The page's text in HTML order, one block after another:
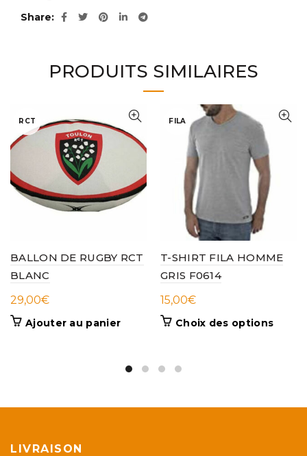
Share
PRODUITS SIMILAIRES
RCT
BALLON DE RUGBY RCT
BLANC
29,00€
Ajouter au panier
FILA
T-SHIRT FILA HOMME
GRIS F0614
15,00€
Choix des optionsCe
LIVRAISON